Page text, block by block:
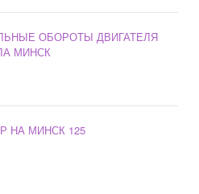
ОБОРОТЫ ДВИГАТЕЛЯ
МИНСК
НА МИНСК 125